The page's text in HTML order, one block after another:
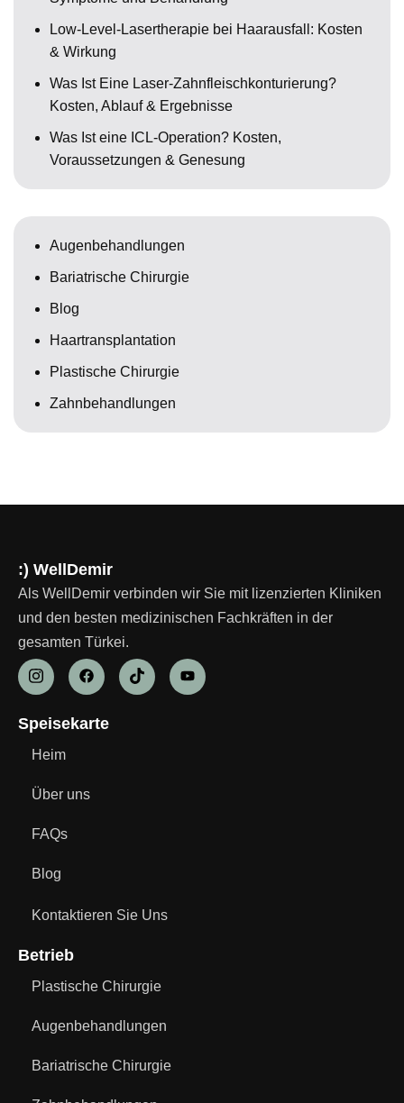
Low-Level-Lasertherapie bei Haarausfall: Kosten
& Wirkung
Was Ist Eine Laser-Zahnfleischkonturierung?
Kosten, Ablauf & Ergebnisse
Was Ist eine ICL-Operation? Kosten,
Voraussetzungen & Genesung
Augenbehandlungen
Bariatrische Chirurgie
Blog
Haartransplantation
Plastische Chirurgie
Zahnbehandlungen
:) WellDemir
Als WellDemir verbinden wir Sie mit lizenzierten Kliniken
und den besten medizinischen Fachkräften in der
gesamten Türkei.
Speisekarte
Heim
Über uns
FAQs
Blog
Kontaktieren Sie Uns
Betrieb
Plastische Chirurgie
Augenbehandlungen
Bariatrische Chirurgie